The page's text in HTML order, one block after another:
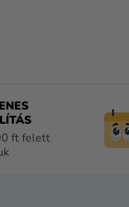
ft felett